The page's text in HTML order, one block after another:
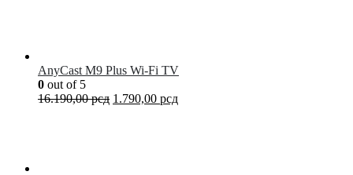
AnyCast M9 Plus Wi-Fi TV
0 out of 5
16.190,00рсд 1.790,00 рсд